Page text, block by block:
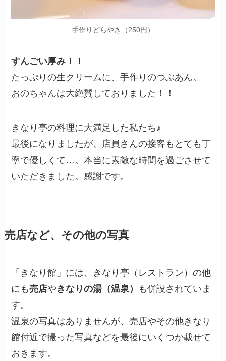
手作りどらやき（250円）
すんごい厚み！！
たっぷりの生クリームに、手作りのつぶあん。
おのちゃんは大絶賛しておりました！！
きなり亭の料理に大満足した私たち♪
最後になりましたが、店員さんの接客もとても丁
寧で優しくて…。本当に素敵な時間を過ごさせて
いただきました。感謝です。
売店など、その他の写真
「きなり館」には、きなり亭（レストラン）の他
にも売店やきなりの湯（温泉）
も併設されていま
す。
温泉の写真はありませんが、売店やその他きなり
館付近で撮った写真などを最後にいくつか載せて
おきます。